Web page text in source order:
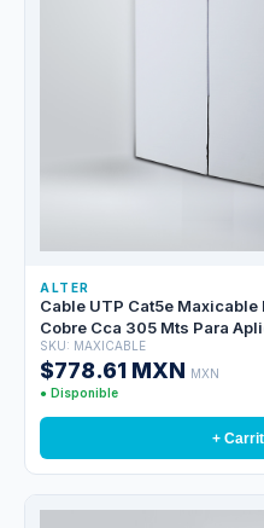
ALTER
Cable UTP Cat5e
Cobre Cca 305 Mts Para
Domesticas, Cubierta Pvc
SKU: MAXICABLE
$778.61 MXN MXN
● Disponible
+